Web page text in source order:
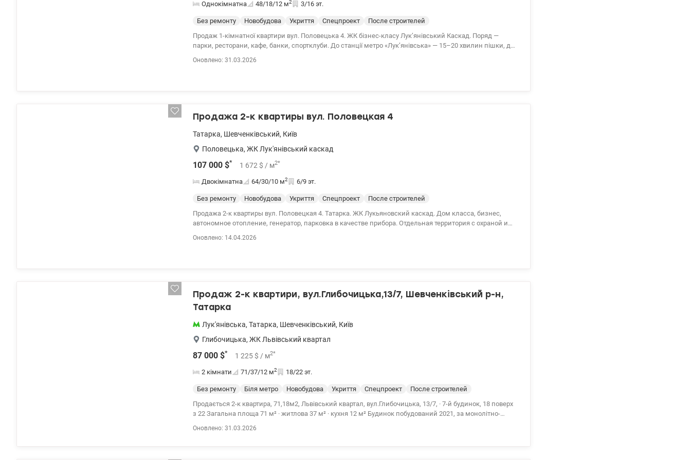
Однокімнатна 48/18/12 м2 3/16 эт.
Без ремонту Новобудова Укриття Спецпроект
После строителей
Продаж 1-кімнатної квартири вул. Половецька 4. ЖК бізнес-класу Лук’янівський Каскад. Поряд —
парки, ресторани, кафе, банки, спортклуби. До станції метро «Лук’янівська» — 15–20 хвилин пішки, до
Оновлено: 31.03.2026
Продажа 2-к квартиры вул. Половецкая 4
Татарка, Шевченківський, Київ
Половецька, ЖК Лук'янівський каскад
107 000 $* 1 672 $ / м2*
Двокімнатна 64/30/10 м2 6/9 эт.
Без ремонту Новобудова Укриття Спецпроект
После строителей
Продажа 2-к квартиры вул. Половецкая 4. Татарка. ЖК Лукьяновский каскад. Дом класса, бизнес,
автономное отопление, генератор, парковка в качестве прибора. Отдельная территория с охраной и
Оновлено: 14.04.2026
Продаж 2-к квартири, вул.Глибочицька,13/7, Шевченківський р-н,
Татарка
Лук'янівська, Татарка, Шевченківський, Київ
Глибочицька, ЖК Львівський квартал
87 000 $* 1 225 $ / м2*
2 кімнати 71/37/12 м2 18/22 эт.
Без ремонту Біля метро Новобудова Укриття Спецпроект
После строителей
Продається 2-к квартира, 71,18м2, Львівський квартал, вул.Глибочицька, 13/7, · 7-й будинок, 18 поверх
з 22 Загальна площа 71 м² · житлова 37 м² · кухня 12 м² Будинок побудований 2021, за монолітно-
Оновлено: 31.03.2026